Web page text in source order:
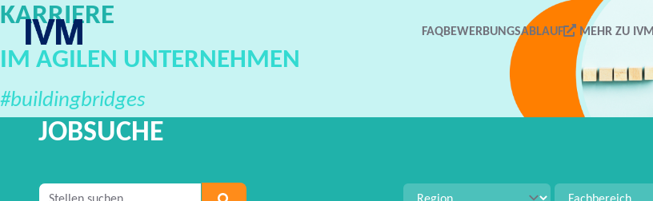
IVM Karriereportal FAQBEWERBUNGSABLAUF MEHR ZU IVM
KARRIERE
IM AGILEN UNTERNEHMEN
#buildingbridges
JOBSUCHE